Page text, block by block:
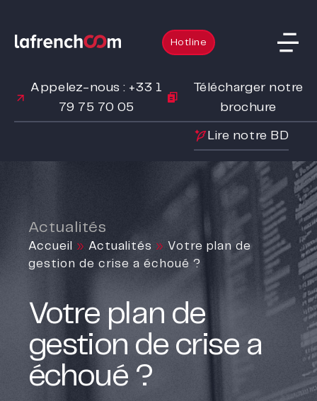
Hotline
Appelez-nous : +33 1
79 75 70 05
Télécharger notre
brochure
Lire notre BD
Actualités
Accueil » Actualités » Votre plan de
gestion de crise a échoué ?
Votre plan de
gestion de crise a
échoué ?